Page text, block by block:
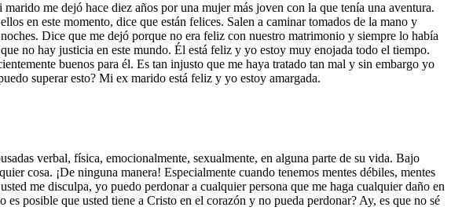
me dejó hace diez años por una mujer más joven con la que tenía una aventura.
en este momento, dice que están felices. Salen a caminar tomados de la mano y
Dice que me dejó porque no era feliz con nuestro matrimonio y siempre lo había
no hay justicia en este mundo. Él está feliz y yo estoy muy enojada todo el tiempo.
buenos para él. Es tan injusto que me haya tratado tan mal y sin embargo yo
superar esto? Mi ex marido está feliz y yo estoy amargada.
verbal, física, emocionalmente, sexualmente, en alguna parte de su vida. Bajo
cosa. ¡De ninguna manera! Especialmente cuando tenemos mentes débiles, mentes
me disculpa, yo puedo perdonar a cualquier persona que me haga cualquier daño en
posible que usted tiene a Cristo en el corazón y no pueda perdonar? Ay, es que no sé